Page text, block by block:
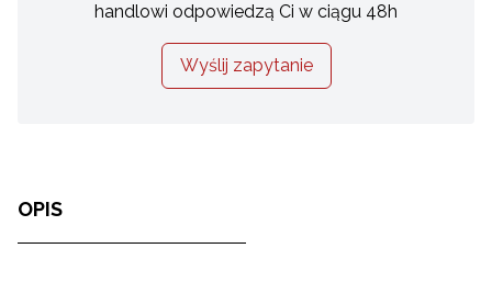
handlowi odpowiedzą Ci w ciągu 48h
Wyślij zapytanie
OPIS